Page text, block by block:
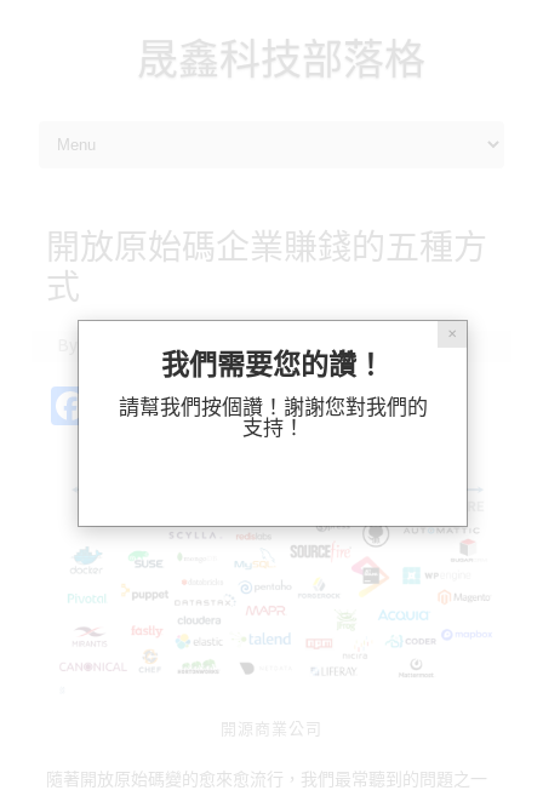
晟鑫科技部落格
開放原始碼企業賺錢的五種方
式
2022-06-02
Fa
b
o
o
k
Pl X M
as
o
d
o
n
Bl
u
k
y
分
開源商業公司
隨著開放原始碼變的愈來愈流行，我們最常聽到的問題之一
✕
我們需要您的讚！
請幫我們按個讚！謝謝您對我們的
支持！